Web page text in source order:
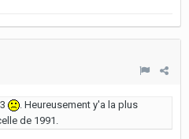
. Heureusement y'a la plus
de 1991.